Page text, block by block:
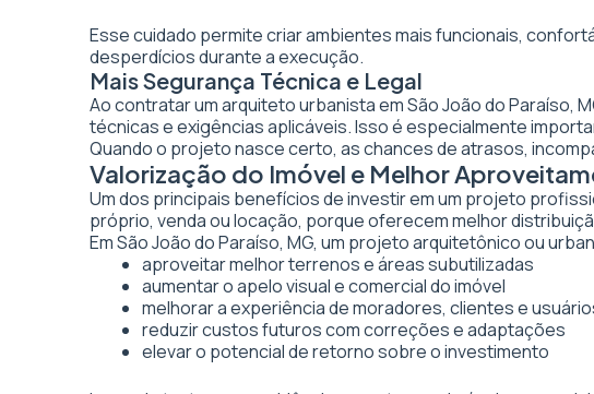
Esse cuidado permite criar ambientes mais funcionais,
desperdícios durante a execução.
Mais Segurança Técnica e Legal
Ao contratar um arquiteto urbanista em São João do Paraíso,
técnicas e exigências aplicáveis. Isso é especialmente
Quando o projeto nasce certo, as chances de atrasos,
Valorização do Imóvel e Melhor
Um dos principais benefícios de investir em um projeto
próprio, venda ou locação, porque oferecem melhor
Em São João do Paraíso, MG, um projeto arquitetônico ou
aproveitar melhor terrenos e áreas subutilizadas
aumentar o apelo visual e comercial do imóvel
melhorar a experiência de moradores, clientes e
reduzir custos futuros com correções e adaptações
elevar o potencial de retorno sobre o investimento